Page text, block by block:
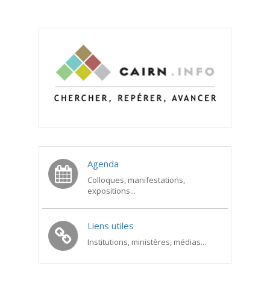
Agenda
Colloques, manifestations,
expositions...
Liens utiles
Institutions, ministères, médias...